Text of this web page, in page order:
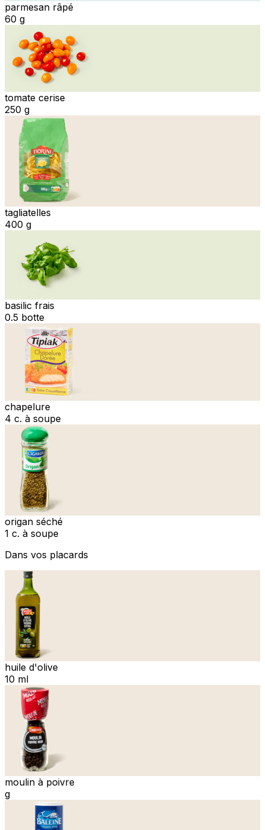
parmesan râpé
60 g
tomate cerise
250 g
tagliatelles
400 g
basilic frais
0.5 botte
chapelure
4 c. à soupe
origan séché
1 c. à soupe
Dans vos placards
huile d'olive
10 ml
moulin à poivre
g